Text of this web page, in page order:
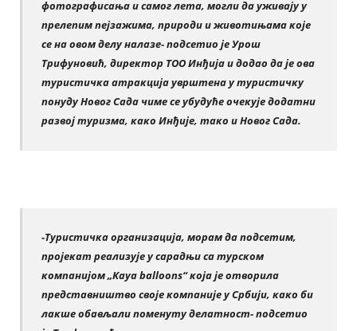
фотографисања и самог лета, могли да уживају у
прелепим пејзажима, природи и животињама које
се на овом делу налазе- подсетио је Урош
Трифуновић, директор ТОО Инђија и додао да је ова
туристичка атракција уврштена у туристичку
понуду Новог Сада чиме се убудуће очекује додатни
развој туризма, како Инђије, тако и Новог Сада.
-Туристичка организација, морам да подсетим,
пројекат реализује у сарадњи са турском
компанијом „Kaya balloons“ која је отворила
представништво своје компаније у Србији, како би
лакше обављали поменуту делатност- подсетио